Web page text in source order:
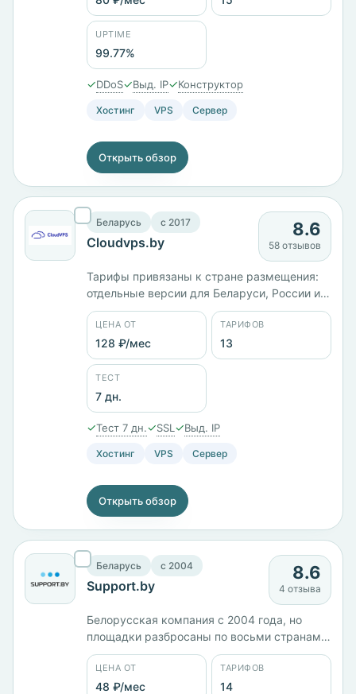
одинаковых 2 ГБ памяти. Всего 15 тарифов
от 80 ₽/мес, оплата картой МИР, через СБП
или Сбербанк Онлайн.
UPTIME
99.77%
✓DDoS✓Выд. IP✓Конструктор
Хостинг VPS Сервер
Открыть обзор
Беларусь c 2017
Cloudvps.by
8.6
58 отзывов
Тарифы привязаны к стране размещения:
отдельные версии для Беларуси, России и
Казахстана, плюс сборка Lite Bitrix под 1С-
Битрикс. Работает с 2017 года, юрлицо —
ООО «Единые Решения». Тринадцать
тарифов от 128 ₽/мес, шесть локаций,
панели ISPmanager и WHMCS. Оплата
картой МИР или по безналичному расчёту,
тест 7 дней.
ЦЕНА ОТ
128 ₽/мес
ТАРИФОВ
13
ТЕСТ
7 дн.
✓Тест 7 дн.✓SSL ✓Выд. IP
Хостинг VPS Сервер
Открыть обзор
Беларусь c 2004
Support.by
8.6
4 отзыва
Белорусская компания с 2004 года, но
площадки разбросаны по восьми странам
— Беларусь, Россия, Польша, Германия,
Австрия, Франция, Канада и Сингапур.
Четырнадцать тарифов от 47 ₽/мес, VDS BY
ЦЕНА ОТ
48 ₽/мес
ТАРИФОВ
14